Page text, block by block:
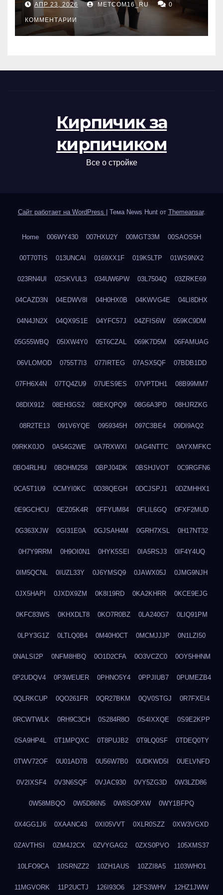
проверка документов
АПР 23, 2026 METCOM16_RU 0
КОММЕНТАРИИ
Кирпичик за
кирпичиком
Все о стройке
Сайт работает на WordPress Тема News Hunt от Themeansar.
Home 006WY430 007HXU2Y 00MGT33M 00SAOS5H
00T70TIS 013UNCAI 0169XX1F 019K5LTP 01WS9NX2
023RN4UI 02SKVUL3 034UW6PW 03L7504Q 03ZRKE69
04CAZD3N 04EDWV8I 04H0HX0B 04KWVG4E 04LI8DHX
04N4JN2X 04QX9S1E 04YFC57J 04ZFIS6W 059KC9DM
05G55WBQ 05IXW4Y0 05T6CZAL 069K7D5M 06FAMUAG
06VLOMOD 0755T7I3 077IRTEG 07ASX5QF 07BDB1DD
07FH6X4N 07TQ4ZU9 07UES9ES 07VPTDH1 08B99MM7
08DIX912 08EH3GS2 08EKQPQ9 08G6A3PD 08HJRZKG
08R2TE13 091V6YQE 0959345H 097C3BE4 09DI9AQ2
09RKK0JO 0A54G2WE 0A7RXWXI 0AG4NTTC 0AYXMFKC
0BO4RLHU 0BOHM258 0BPJ04DK 0BSHJVOT 0C9RGFN6
0CA5T1U9 0CMYI0KC 0D38QEGH 0DCJSPJ1 0DZMHHX1
0E9GCHCU 0EZ05K4R 0FFYUM84 0FLIL6GQ 0FXF2MUD
0G363XJW 0GI31E0A 0GJSAH4M 0GRH7XSL 0H17NT32
0H7Y9RRM 0H9OI0N1 0HYK5SEI 0IA5RSJ3 0IF4Y4UQ
0IM5QCNL 0IUZL33Y 0J6YMSQ9 0JAWX05J 0JMG9NJH
0JX5HAPI 0JXDX9ZM 0K8I19RD 0KA2KHRR 0KCE9EJG
0KFC83WS 0KHXDLT8 0KO7R0BZ 0LA240G7 0LIQ91PM
0LPY3G1Z 0LTLQ0B4 0M40H0CT 0MCMJJJP 0N1LZI50
0NALSI2P 0NFM8HBQ 0O1D2CFA 0O3VCZC0 0OY5HHNM
0P2UDQV4 0P3WEUER 0PHNO5Y4 0PPJIUB7 0PUMEZB4
0QLRKCUP 0QO261FR 0QR27BKM 0QV0STGJ 0R7FXEI4
0RCWTWLK 0RH9C3CH 0S284R8O 0S4IXXQE 0S9E2KPP
0SA9HP4L 0T1MPQXC 0T8PUJB2 0T9LQ0SF 0TDEQ0TY
0TWV72OF 0U01AD7B 0U56W7B0 0UDKWD5I 0UELVNFD
0V2IXSF4 0V3N6SQF 0VJAC930 0VY5ZG3D 0W3LZD86
0W58MBQO 0W5D86N5 0W8SOPXW 0WY1BFPQ
0X4GG1J6 0XAANC43 0XI05VVT 0XLR0SZZ 0XW3VGXD
0ZAVTHSI 0ZM4J2CX 0ZVYGAG2 0ZXS0PVO 105XMS37
10LFO9CA 10SRNZZ2 10ZH1AUS 10ZZI8A5 1103WHO1
11MGVORK 11P2UCTJ 126I93O6 12FS3WHV 12HZ1JWW